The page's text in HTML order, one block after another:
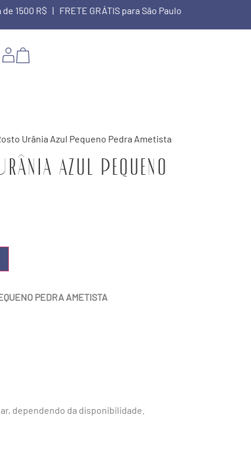
1500 R$ | FRETE GRÁTIS para São Paulo
Urânia Azul Pequeno Pedra Ametista
Azul Pequeno
PEDRA AMETISTA
dependendo da disponibilidade.